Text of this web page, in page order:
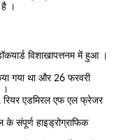
है ।
विशाखापत्तनम में हुआ ।
गया था और 26 फरवरी
।
रियर एडमिरल एफ एल फ्रेजर
के संपूर्ण हाइड्रोग्राफिक